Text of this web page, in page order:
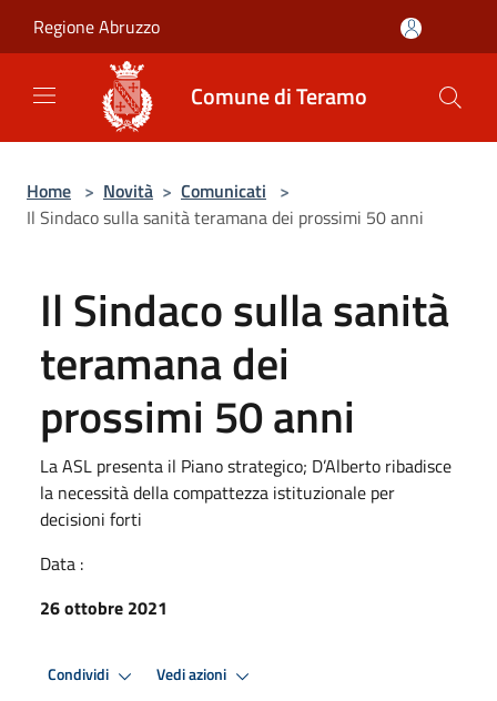
Regione Abruzzo
Comune di Teramo
Home > Novità > Comunicati >
Il Sindaco sulla sanità teramana dei prossimi 50 anni
Il Sindaco sulla sanità
teramana dei
prossimi 50 anni
La ASL presenta il Piano strategico; D’Alberto ribadisce
la necessità della compattezza istituzionale per
decisioni forti
Data :
26 ottobre 2021
Condividi Vedi azioni